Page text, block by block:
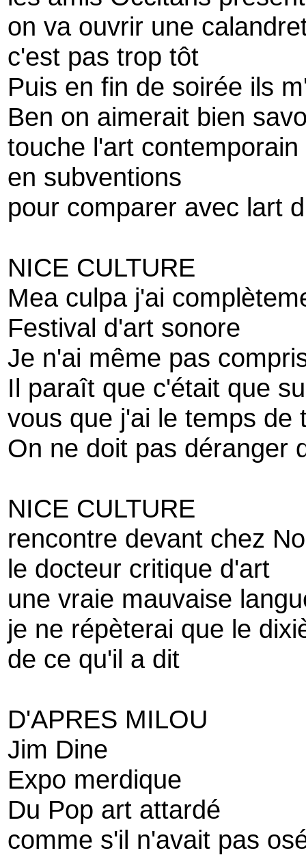
on va ouvrir une
c'est pas trop tôt
Puis en fin de soirée ils
Ben on aimerait bien
touche l'art contemporain
en subventions
pour comparer avec lart
NICE CULTURE
Mea culpa j'ai
Festival d'art sonore
Je n'ai même pas
Il paraît que c'était que
vous que j'ai le temps de
On ne doit pas déranger
NICE CULTURE
rencontre devant chez
le docteur critique d'art
une vraie mauvaise
je ne répèterai que le
de ce qu'il a dit
D'APRES MILOU
Jim Dine
Expo merdique
Du Pop art attardé
comme s'il n'avait pas